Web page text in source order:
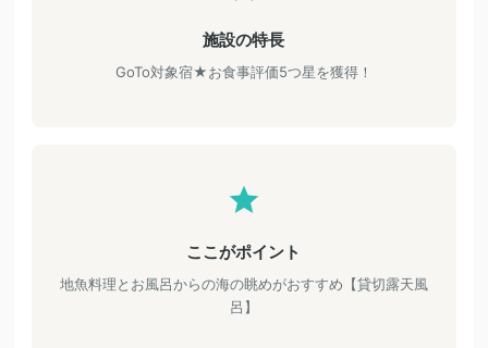
施設の特長
GoTo対象宿★お食事評価5つ星を獲得！
ここがポイント
地魚料理とお風呂からの海の眺めがおすすめ【貸切露天風
呂】